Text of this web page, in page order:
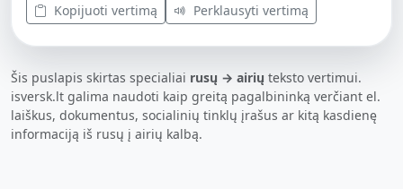
Kopijuoti vertimą Perklausyti vertimą
Šis puslapis skirtas specialiai rusų → airių teksto vertimui.
isversk.lt galima naudoti kaip greitą pagalbininką verčiant el.
laiškus, dokumentus, socialinių tinklų įrašus ar kitą kasdienę
informaciją iš rusų į airių kalbą.